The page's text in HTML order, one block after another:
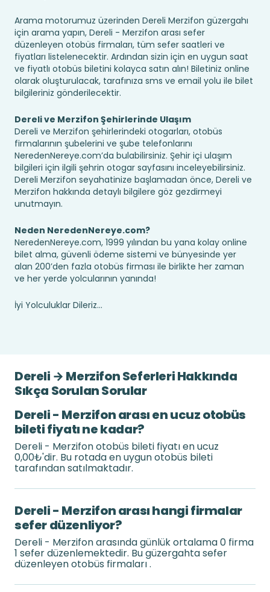
Arama motorumuz üzerinden Dereli Merzifon güzergahı
için arama yapın, Dereli - Merzifon arası sefer
düzenleyen otobüs firmaları, tüm sefer saatleri ve
fiyatları listelenecektir. Ardından sizin için en uygun saat
ve fiyatlı otobüs biletini kolayca satın alın! Biletiniz online
olarak oluşturulacak, tarafınıza sms ve email yolu ile bilet
bilgileriniz gönderilecektir.
Dereli ve Merzifon Şehirlerinde Ulaşım
Dereli ve Merzifon şehirlerindeki otogarları, otobüs
firmalarının şubelerini ve şube telefonlarını
NeredenNereye.com’da bulabilirsiniz. Şehir içi ulaşım
bilgileri için ilgili şehrin otogar sayfasını inceleyebilirsiniz.
Dereli Merzifon seyahatinize başlamadan önce, Dereli ve
Merzifon hakkında detaylı bilgilere göz gezdirmeyi
unutmayın.
Neden NeredenNereye.com?
NeredenNereye.com, 1999 yılından bu yana kolay online
bilet alma, güvenli ödeme sistemi ve bünyesinde yer
alan 200’den fazla otobüs firması ile birlikte her zaman
ve her yerde yolcularının yanında!
İyi Yolculuklar Dileriz...
Dereli → Merzifon Seferleri Hakkında
Sıkça Sorulan Sorular
Dereli - Merzifon arası en ucuz otobüs
bileti fiyatı ne kadar?
Dereli - Merzifon otobüs bileti fiyatı en ucuz
0,00₺'dir. Bu rotada en uygun otobüs bileti
tarafından satılmaktadır.
Dereli - Merzifon arası hangi firmalar
sefer düzenliyor?
Dereli - Merzifon arasında günlük ortalama 0 firma
1 sefer düzenlemektedir. Bu güzergahta sefer
düzenleyen otobüs firmaları .